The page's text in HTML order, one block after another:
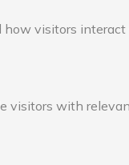
visitors
visitors with